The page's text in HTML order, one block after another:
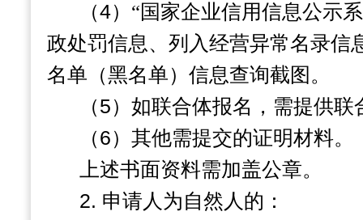
（4）“国家企业信用信息公示
政处罚信息、列入经营异常名录信
名单（黑名单）信息查询截图。
（5）如联合体报名，需提供联
（6）其他需提交的证明材料。
上述书面资料需加盖公章。
2. 申请人为自然人的：